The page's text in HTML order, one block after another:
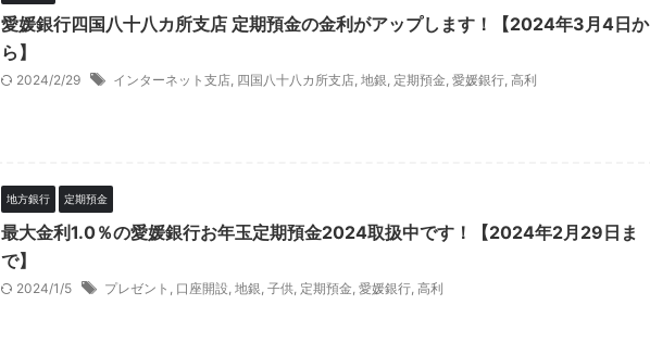
愛媛銀行四国八十八カ所支店 定期預金の金利がアップします！【2024年3月4日か
ら】
2024/2/29 インターネット支店, 四国八十八カ所支店, 地銀, 定期預金, 愛媛銀行, 高利
地方銀行 定期預金
最大金利1.0％の愛媛銀行お年玉定期預金2024取扱中です！【2024年2月29日ま
で】
2024/1/5 プレゼント , 口座開設, 地銀, 子供, 定期預金, 愛媛銀行, 高利